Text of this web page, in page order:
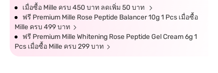
เมื่อซื้อ Mille ครบ 450 บาท ลดเพิ่ม 50 บาท
ฟรี Premium Mille Rose Peptide Balancer 10g 1 Pcs เมื่อซื้อ
Mille ครบ 499 บาท
ฟรี Premium Mille Whitening Rose Peptide Gel Cream 6g 1
Pcs เมื่อซื้อ Mille ครบ 299 บาท